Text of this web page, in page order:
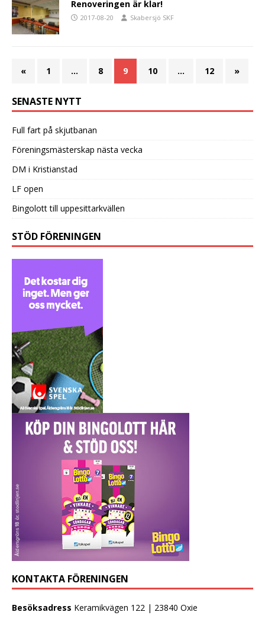
Renoveringen är klar!
2017-08-20 Skabersjö SKF
« 1 … 8 9 10 … 12 »
SENASTE NYTT
Full fart på skjutbanan
Föreningsmästerskap nästa vecka
DM i Kristianstad
LF open
Bingolott till uppesittarkvällen
STÖD FÖRENINGEN
KONTAKTA FÖRENINGEN
Besöksadress Keramikvägen 122 | 23840 Oxie